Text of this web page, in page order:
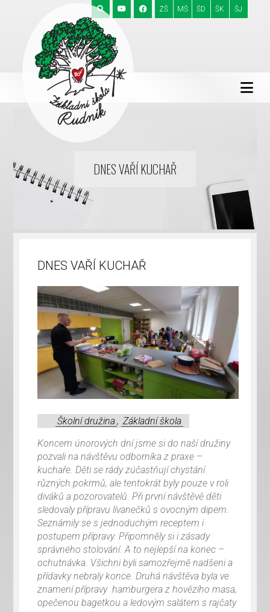
ZŠ MŠ ŠD ŠK ŠJ
DNES VAŘÍ KUCHAŘ
DNES VAŘÍ KUCHAŘ
Školní družina, Základní škola
Koncem únorových dní jsme si do naší družiny
pozvali na návštěvu odborníka z praxe –
kuchaře. Děti se rády zúčastňují chystání
různých pokrmů, ale tentokrát byly pouze v roli
diváků a pozorovatelů. Při první návštěvě děti
sledovaly přípravu lívanečků s ovocným dipem.
Seznámily se s jednoduchým receptem i
postupem přípravy. Připomněly si i zásady
správného stolování. A to nejlepší na konec –
ochutnávka. Všichni byli samozřejmě nadšeni a
přídavky nebraly konce. Druhá návštěva byla ve
znamení přípravy hamburgera z hovězího masa,
opečenou bagetkou a ledovým salátem s rajčaty